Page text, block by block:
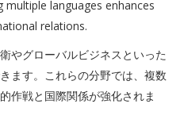
languages enhances
relations.
やグローバルビジネスといった
ます。これらの分野では、複数
作戦と国際関係が強化されま